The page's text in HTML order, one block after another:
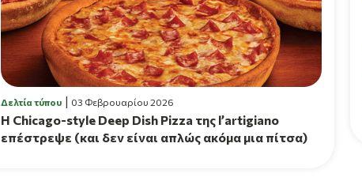
Δελτία τύπου 03 Φεβρουαρίου 2026
Η Chicago-style Deep Dish Pizza της l’artigiano
επέστρεψε (και δεν είναι απλώς ακόμα μια πίτσα)